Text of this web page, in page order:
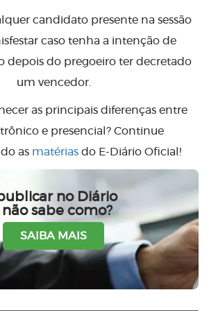
candidato presente na sessão
caso tenha a intenção de
depois do pregoeiro ter decretado
um vencedor.
as principais diferenças entre
e presencial? Continue
as matériasdo E-Diário Oficial!
no Diário
sabe como?
SAIBA MAIS